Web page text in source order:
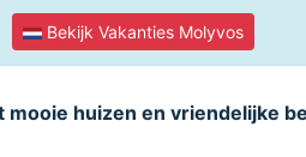
mooie huizen en vriendelijke